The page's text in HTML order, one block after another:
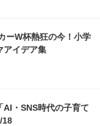
ーW杯熱狂の今！小学
アイデア集
AI・SNS時代の子育て
18